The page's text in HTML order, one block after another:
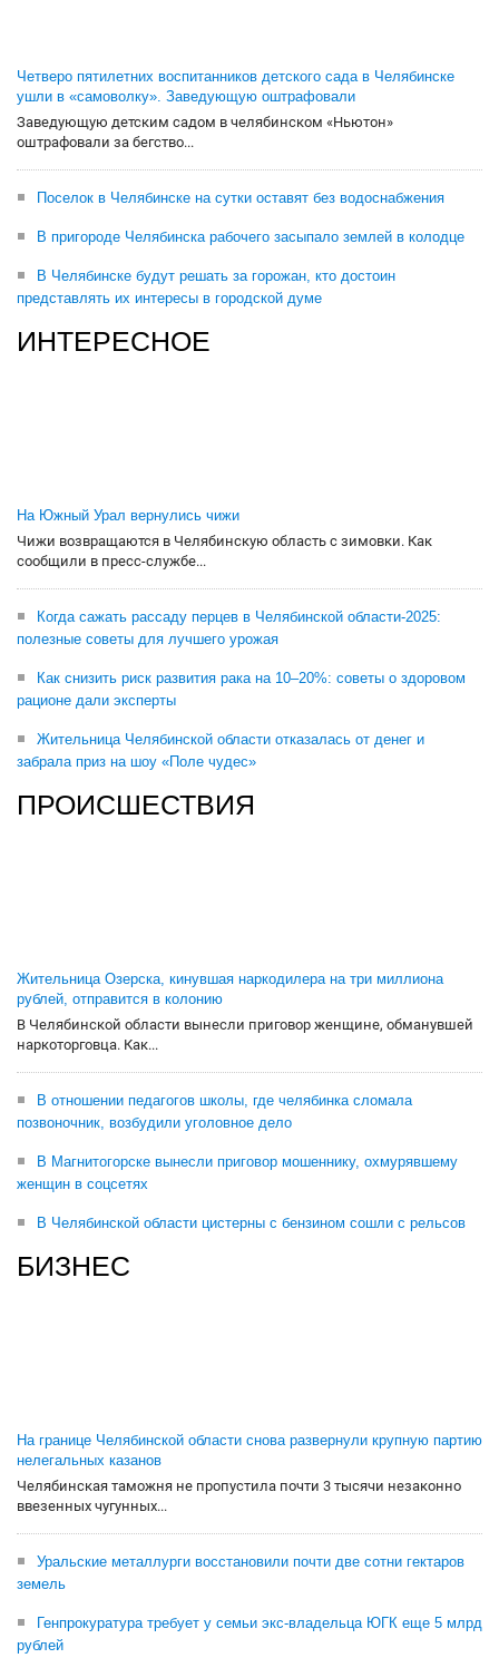
Четверо пятилетних воспитанников детского сада в Челябинске
ушли в «самоволку». Заведующую оштрафовали
Заведующую детским садом в челябинском «Ньютон»
оштрафовали за бегство...
Поселок в Челябинске на сутки оставят без водоснабжения
В пригороде Челябинска рабочего засыпало землей в колодце
В Челябинске будут решать за горожан, кто достоин
представлять их интересы в городской думе
ИНТЕРЕСНОЕ
На Южный Урал вернулись чижи
Чижи возвращаются в Челябинскую область с зимовки. Как
сообщили в пресс-службе...
Когда сажать рассаду перцев в Челябинской области-2025:
полезные советы для лучшего урожая
Как снизить риск развития рака на 10–20%: советы о здоровом
рационе дали эксперты
Жительница Челябинской области отказалась от денег и
забрала приз на шоу «Поле чудес»
ПРОИСШЕСТВИЯ
Жительница Озерска, кинувшая наркодилера на три миллиона
рублей, отправится в колонию
В Челябинской области вынесли приговор женщине, обманувшей
наркоторговца. Как...
В отношении педагогов школы, где челябинка сломала
позвоночник, возбудили уголовное дело
В Магнитогорске вынесли приговор мошеннику, охмурявшему
женщин в соцсетях
В Челябинской области цистерны с бензином сошли с рельсов
БИЗНЕС
На границе Челябинской области снова развернули крупную партию
нелегальных казанов
Челябинская таможня не пропустила почти 3 тысячи незаконно
ввезенных чугунных...
Уральские металлурги восстановили почти две сотни гектаров
земель
Генпрокуратура требует у семьи экс-владельца ЮГК еще 5 млрд
рублей